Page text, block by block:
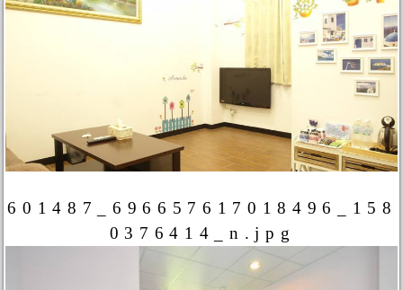
601487_696657617018496_158
0376414_n.jpg